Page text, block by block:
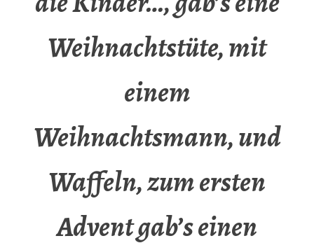
Weihnachtstüte, mit
einem
Weihnachtsmann, und
Waffeln, zum ersten
Advent gab’s einen